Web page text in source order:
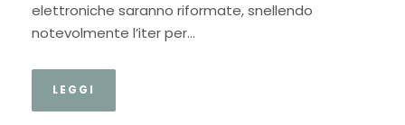
elettroniche saranno riformate, snellendo
notevolmente l’iter per...
LEGGI